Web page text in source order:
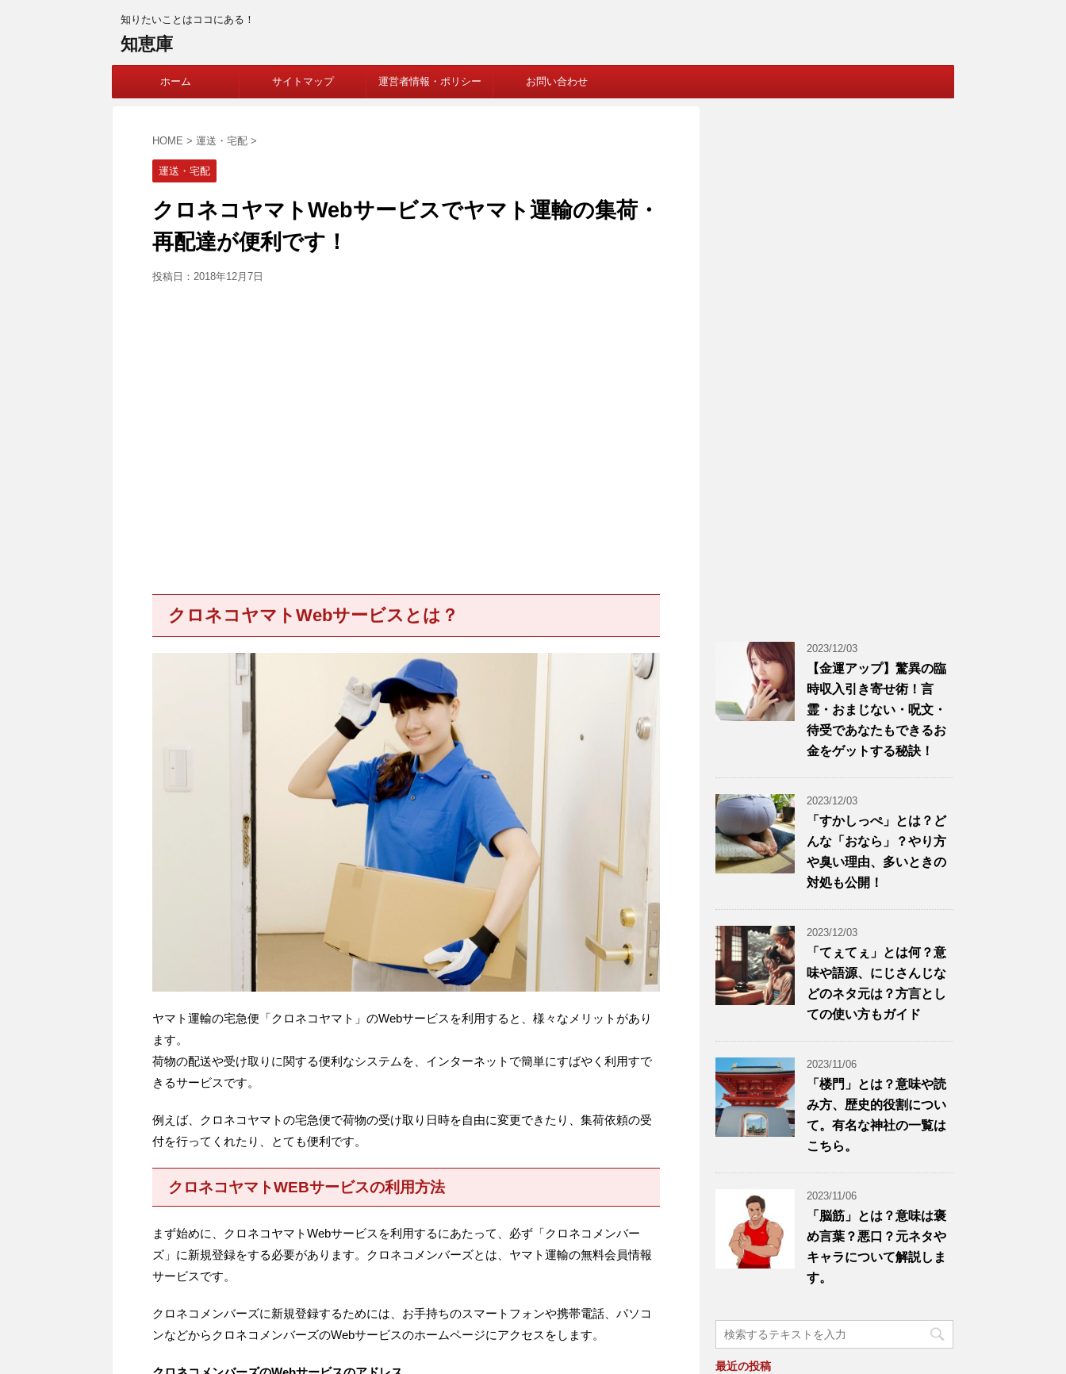
知りたいことはココにある！
知恵庫
ホーム サイトマップ 運営者情報・ポリシー お問い合わせ
HOME > 運送・宅配 >
運送・宅配
クロネコヤマトWebサービスでヤマト運輸の集荷・
再配達が便利です！
投稿日： 2018年12月7日
クロネコヤマトWebサービスとは？
ヤマト運輸の宅急便「クロネコヤマト」のWebサービスを利用すると、様々なメリットがあり
ます。
荷物の配送や受け取りに関する便利なシステムを、インターネットで簡単にすばやく利用すで
きるサービスです。
例えば、クロネコヤマトの宅急便で荷物の受け取り日時を自由に変更できたり、集荷依頼の受
付を行ってくれたり、とても便利です。
クロネコヤマトWEBサービスの利用方法
まず始めに、クロネコヤマトWebサービスを利用するにあたって、必ず「クロネコメンバー
ズ」に新規登録をする必要があります。クロネコメンバーズとは、ヤマト運輸の無料会員情報
サービスです。
クロネコメンバーズに新規登録するためには、お手持ちのスマートフォンや携帯電話、パソコ
ンなどからクロネコメンバーズのWebサービスのホームページにアクセスをします。
2023/12/03
【金運アップ】驚異の臨
時収入引き寄せ術！言
霊・おまじない・呪文・
待受であなたもできるお
金をゲットする秘訣！
2023/12/03
「すかしっぺ」とは？ど
んな「おなら」？やり方
や臭い理由、多いときの
対処も公開！
2023/12/03
「てぇてぇ」とは何？意
味や語源、にじさんじな
どのネタ元は？方言とし
ての使い方もガイド
2023/11/06
「楼門」とは？意味や読
み方、歴史的役割につい
て。有名な神社の一覧は
こちら。
2023/11/06
「脳筋」とは？意味は褒
め言葉？悪口？元ネタや
キャラについて解説しま
す。
最近の投稿